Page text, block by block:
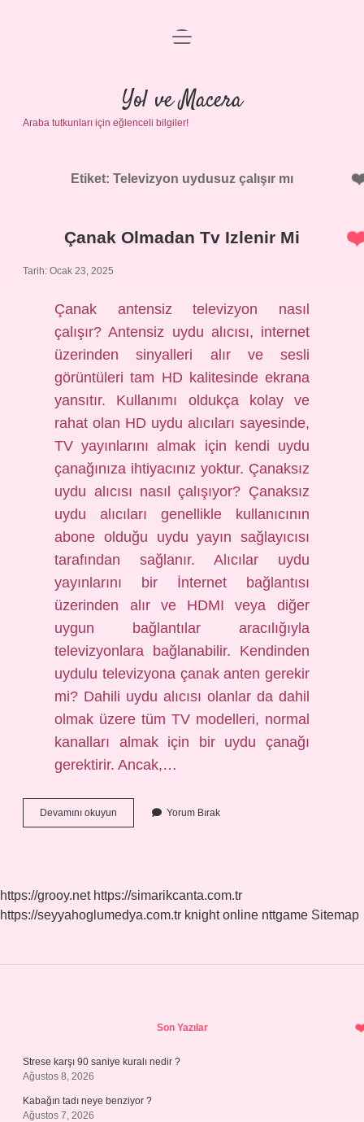
Anasayfa
Gizlilik Politikası
Yasal Uyarı
menüyü
Yol ve Macera
Araba tutkunları için eğlenceli bilgiler!
Etiket: Televizyon uydusuz çalışır mı
Çanak Olmadan Tv Izlenir Mi
Tarih: Ocak 23, 2025
Çanak antensiz televizyon nasıl
çalışır? Antensiz uydu alıcısı, internet
üzerinden sinyalleri alır ve sesli
görüntüleri tam HD kalitesinde ekrana
yansıtır. Kullanımı oldukça kolay ve
rahat olan HD uydu alıcıları sayesinde,
TV yayınlarını almak için kendi uydu
çanağınıza ihtiyacınız yoktur. Çanaksız
uydu alıcısı nasıl çalışıyor? Çanaksız
uydu alıcıları genellikle kullanıcının
abone olduğu uydu yayın sağlayıcısı
tarafından sağlanır. Alıcılar uydu
yayınlarını bir İnternet bağlantısı
üzerinden alır ve HDMI veya diğer
uygun bağlantılar aracılığıyla
televizyonlara bağlanabilir. Kendinden
uydulu televizyona çanak anten gerekir
mi? Dahili uydu alıcısı olanlar da dahil
olmak üzere tüm TV modelleri, normal
kanalları almak için bir uydu çanağı
gerektirir. Ancak,…
Devamını okuyun
Olmadan
Yorum Bırak
https://grooy.net https://simarikcanta.com.tr
https://seyyahoglumedya.com.tr knight online nttgame Sitemap
Son Yazılar
Strese karşı 90 saniye kuralı nedir ?
Ağustos 8, 2026
Kabağın tadı neye benziyor ?
Ağustos 7, 2026